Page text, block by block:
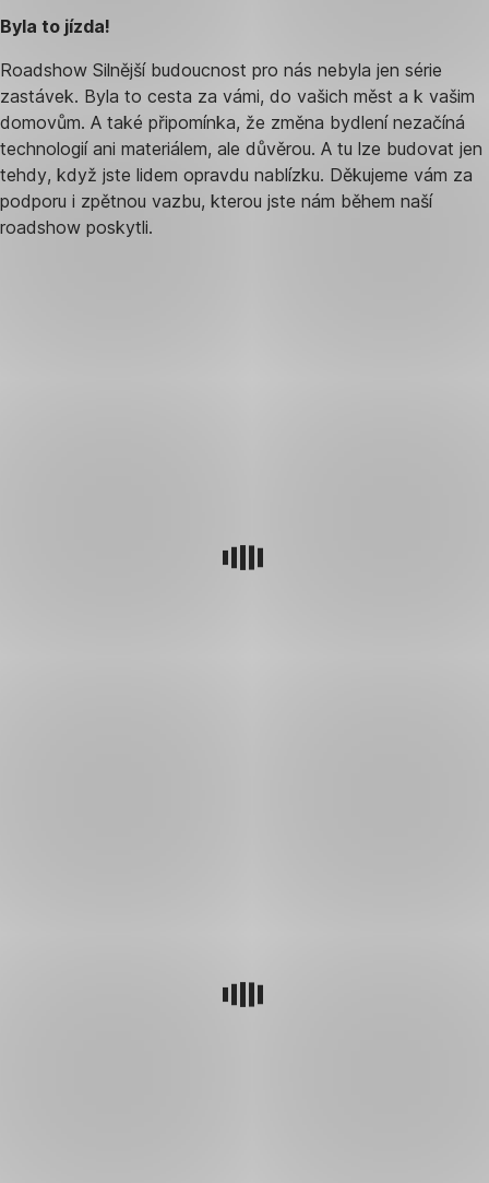
Byla to jízda!
Roadshow Silnější budoucnost pro nás nebyla jen série
zastávek. Byla to cesta za vámi, do vašich měst a k vašim
domovům. A také připomínka, že změna bydlení nezačíná
technologií ani materiálem, ale důvěrou. A tu lze budovat jen
tehdy, když jste lidem opravdu nablízku. Děkujeme vám za
podporu i zpětnou vazbu, kterou jste nám během naší
roadshow poskytli.